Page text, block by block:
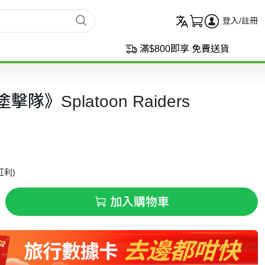
登入/註冊
滿$800即享 免費送貨
擊隊》Splatoon Raiders
利)
加入購物車